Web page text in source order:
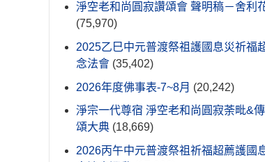
淨空老和尚圓寂讚頌會 聲明稿－舍利
(75,970)
2025乙巳中元普渡祭祖護國息災祈福
念法會 (35,402)
2026年度佛事表-7~8月 (20,242)
淨宗一代尊宿 淨空老和尚圓寂荼毗&
頌大典 (18,669)
2026丙午中元普渡祭祖祈福超薦護國